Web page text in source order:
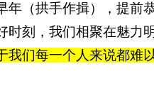
年（拱手作揖），提前
时刻，我们相聚在魅力
我们每一个人来说都难